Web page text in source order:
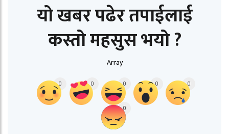
यो खबर पढेर तपाईलाई
कस्तो महसुस भयो ?
Array
0 0 0 0 0
0